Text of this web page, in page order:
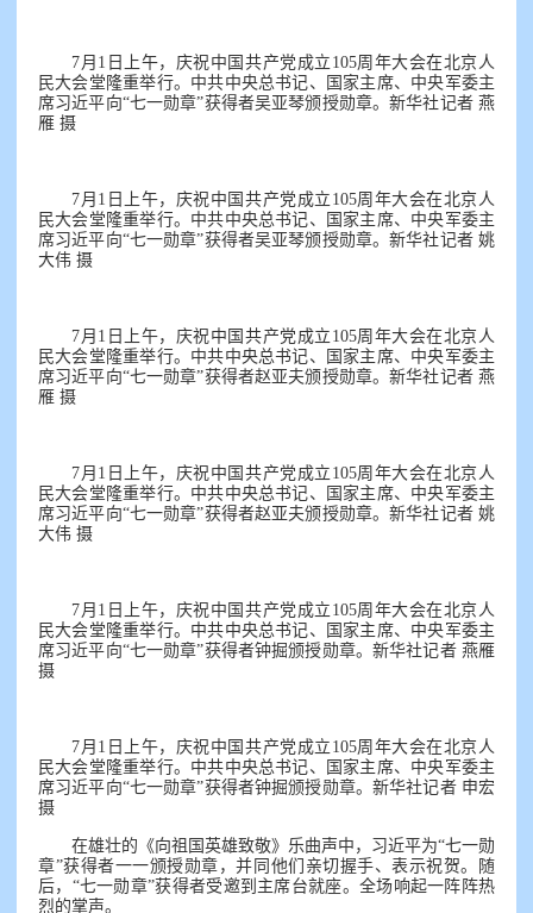
7月1日上午，庆祝中国共产党成立105周年大会在北京人
民大会堂隆重举行。中共中央总书记、国家主席、中央军委主
席习近平向“七一勋章”获得者吴亚琴颁授勋章。新华社记者 燕
雁 摄
7月1日上午，庆祝中国共产党成立105周年大会在北京人
民大会堂隆重举行。中共中央总书记、国家主席、中央军委主
席习近平向“七一勋章”获得者吴亚琴颁授勋章。新华社记者 姚
大伟 摄
7月1日上午，庆祝中国共产党成立105周年大会在北京人
民大会堂隆重举行。中共中央总书记、国家主席、中央军委主
席习近平向“七一勋章”获得者赵亚夫颁授勋章。新华社记者 燕
雁 摄
7月1日上午，庆祝中国共产党成立105周年大会在北京人
民大会堂隆重举行。中共中央总书记、国家主席、中央军委主
席习近平向“七一勋章”获得者赵亚夫颁授勋章。新华社记者 姚
大伟 摄
7月1日上午，庆祝中国共产党成立105周年大会在北京人
民大会堂隆重举行。中共中央总书记、国家主席、中央军委主
席习近平向“七一勋章”获得者钟掘颁授勋章。新华社记者 燕雁
摄
7月1日上午，庆祝中国共产党成立105周年大会在北京人
民大会堂隆重举行。中共中央总书记、国家主席、中央军委主
席习近平向“七一勋章”获得者钟掘颁授勋章。新华社记者 申宏
摄
在雄壮的《向祖国英雄致敬》乐曲声中，习近平为“七一勋
章”获得者一一颁授勋章，并同他们亲切握手、表示祝贺。随
后，“七一勋章”获得者受邀到主席台就座。全场响起一阵阵热
烈的掌声。